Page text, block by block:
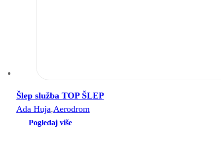
Šlep služba TOP ŠLEP
Ada Huja,Aerodrom
Pogledaj više